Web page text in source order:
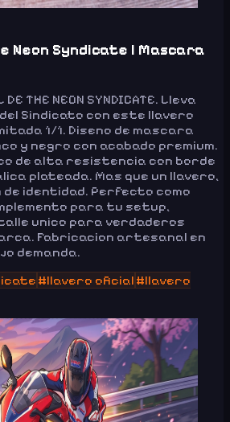
Neon Syndicate | Mascara
THE NEON SYNDICATE. Lleva
Sindicato con este llavero
1/1. Diseno de mascara
y negro con acabado premium.
de alta resistencia con borde
plateada. Mas que un llavero,
identidad. Perfecto como
para tu setup,
unico para verdaderos
Fabricacion artesanal en
demanda.
#llavero oficial #llavero